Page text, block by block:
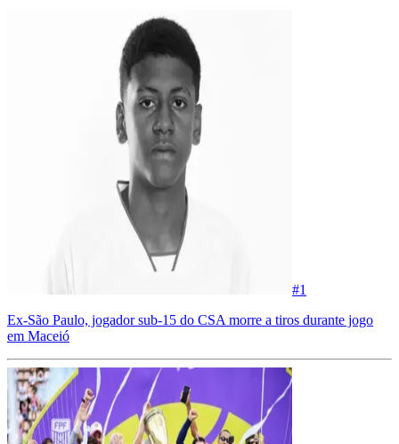
#1
Ex-São Paulo, jogador sub-15 do CSA morre a tiros durante jogo
em Maceió